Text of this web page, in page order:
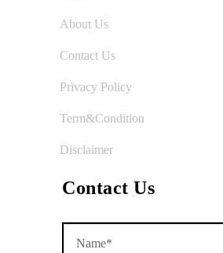
About Us
Contact Us
Privacy Policy
Term&Condition
Disclaimer
Contact Us